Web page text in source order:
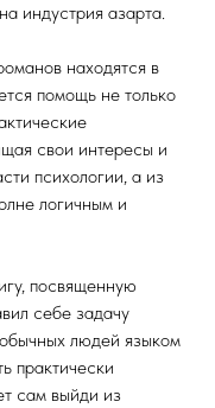
индустрия азарта.
находятся в
помощь не только
свои интересы и
психологии, а из
логичным и
посвященную
себе задачу
людей языком
практически
сам выйди из